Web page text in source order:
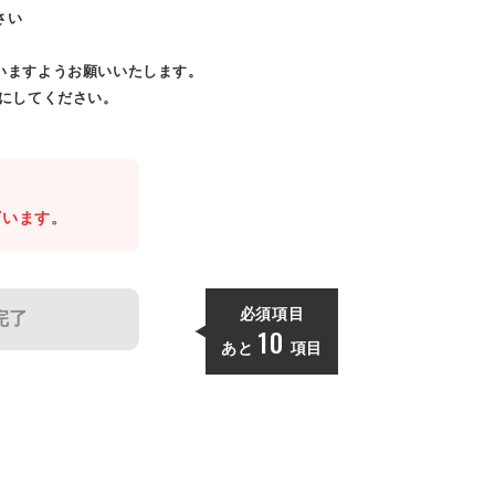
い
すようお願いいたします。
してください。
ます。
了 必須項目
あと 10 項目